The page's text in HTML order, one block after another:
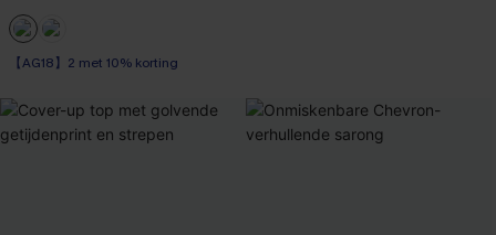
【AG18】2 met 10% korting